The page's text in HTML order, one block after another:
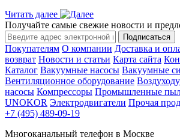
Читать далее
Получайте самые свежие новости и
Подписаться
Покупателям О компании Доставка и
возврат Новости и статьи Карта сайта
Каталог Вакуумные насосы Вакуумные
Вентиляционное оборудование
насосы Компрессоры Промышленные
UNOKOR Электродвигатели Прочая
+7 (495) 489-09-19
Многоканальный телефон в Москве